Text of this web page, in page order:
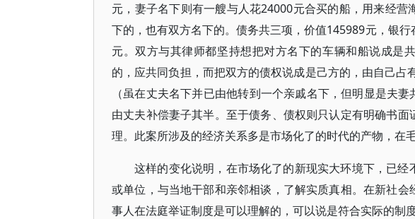
元，妻子名下则有一艘与人花24000元合买的船，用来经
下的，也有双方名下的。债务共三项，价值145989元，银
元。双方与其律师都坚持想把对方名下的车辆和船说成是
的，应共同负担，而把双方的债权说成是己方的，由自己
（虽在丈夫名下并已由他转到一个亲戚名下，但明显是夫
由丈夫补偿妻子其半。至于债务、债权则只认定有明确书
理。此案所涉及的经济关系多是市场化了的时代的产物，在
这样的变化说明，在市场化了的新现实大环境下，已
或单位，与当地干部和亲邻相谈，了解实质真相。在新社
事人在法庭举证制度是可以理解的，可以说是符合实际的制度